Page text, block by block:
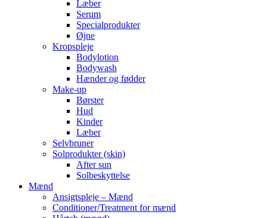
Læber
Serum
Specialprodukter
Øjne
Kropspleje
Bodylotion
Bodywash
Hænder og fødder
Make-up
Børster
Hud
Kinder
Læber
Selvbruner
Solprodukter (skin)
After sun
Solbeskyttelse
Mænd
Ansigtspleje – Mænd
Conditioner/Treatment for mænd